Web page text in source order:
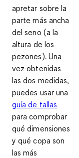
apretar sobre la
parte más ancha
del seno (a la
altura de los
pezones). Una
vez obtenidas
las dos medidas,
puedes usar una
guía de tallas
para comprobar
qué dimensiones
y qué copa son
las más